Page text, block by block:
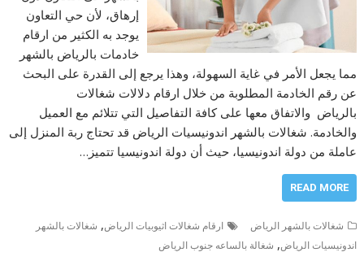
إرهاق، لأن حي التعاون
يوجد به الكثير من ارقام
خادمات بالرياض بالشهر
مما يجعل الأمر في غاية السهولة، وهذا يرجع إلى القدرة على البحث
عن رقم الخادمة المطلوبة من خلال ارقام دلالات شغالات
بالرياض والاتفاق معها على كافة التفاصيل التي تتلائم مع العميل
والخادمة. شغالات بالشهر اندونيسيات الرياض قد تحتاج ربة المنزل إلى
عاملة من دولة اندونيسيا، حيث أن دولة اندونيسيا تتميز…
READ MORE
شغالات بالشهر الرياض ارقام شغالات اثيوبيات الرياض, شغالات بالشهر
اندونيسيات الرياض, شغالة بالساعه جنوب الرياض